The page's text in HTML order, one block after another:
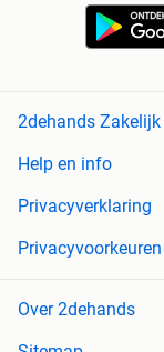
2dehands Zakelijk
Help en info
Privacyverklaring
Privacyvoorkeuren
Over 2dehands